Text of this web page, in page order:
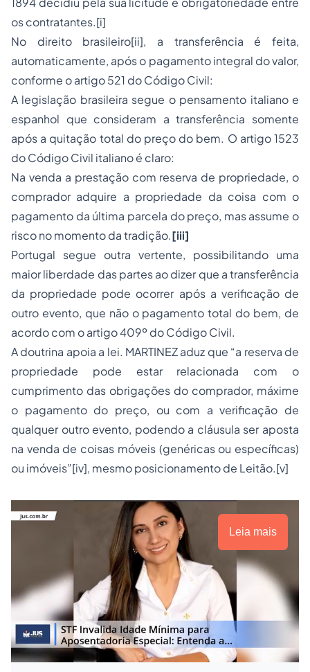
os contratantes.[i]
No direito brasileiro[ii], a transferência é feita,
automaticamente, após o pagamento integral do valor,
conforme o artigo 521 do Código Civil:
A legislação brasileira segue o pensamento italiano e
espanhol que consideram a transferência somente
após a quitação total do preço do bem. O artigo 1523
do Código Civil italiano é claro:
Na venda a prestação com reserva de propriedade, o
comprador adquire a propriedade da coisa com o
pagamento da última parcela do preço, mas assume o
risco no momento da tradição.[iii]
Portugal segue outra vertente, possibilitando uma
maior liberdade das partes ao dizer que a transferência
da propriedade pode ocorrer após a verificação de
outro evento, que não o pagamento total do bem, de
acordo com o artigo 409º do Código Civil.
A doutrina apoia a lei. MARTINEZ aduz que “a reserva de
propriedade pode estar relacionada com o
cumprimento das obrigações do comprador, máxime
o pagamento do preço, ou com a verificação de
qualquer outro evento, podendo a cláusula ser aposta
na venda de coisas móveis (genéricas ou específicas)
ou imóveis”[iv], mesmo posicionamento de Leitão.[v]
Leia mais